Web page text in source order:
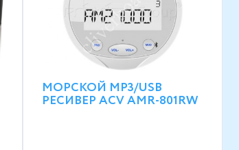
МОРСКОЙ MP3/USB
РЕСИВЕР ACV AMR-801RW